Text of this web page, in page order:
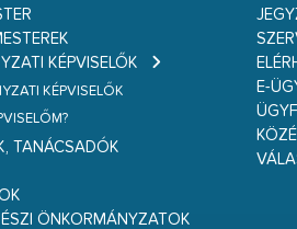
KÉPVISELŐK
KÉPVISELŐK
TANÁCSADÓK
ÖNKORMÁNYZATOK
E-